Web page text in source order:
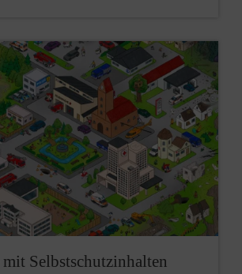
Selbstschutzinhalten